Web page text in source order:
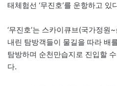
태체험선 ‘무진호’를 운항하고 있
‘무진호’는 스카이큐브(국가정원
내린 탐방객들이 물길을 따라 배
탐방하며 순천만습지로 진입할
다.